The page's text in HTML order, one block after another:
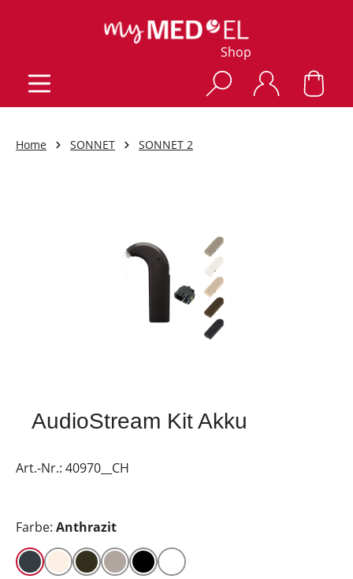
Shop
Home SONNET SONNET 2
AudioStream Kit Akku
Art.-Nr.: 40970__CH
Farbe: Anthrazit